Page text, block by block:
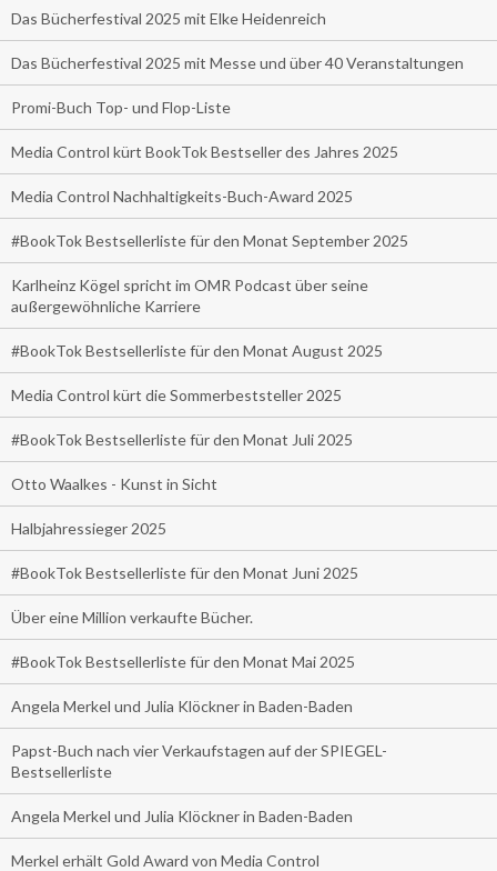
Das Bücherfestival 2025 mit Elke Heidenreich
Das Bücherfestival 2025 mit Messe und über 40 Veranstaltungen
Promi-Buch Top- und Flop-Liste
Media Control kürt BookTok Bestseller des Jahres 2025
Media Control Nachhaltigkeits-Buch-Award 2025
#BookTok Bestsellerliste für den Monat September 2025
Karlheinz Kögel spricht im OMR Podcast über seine
außergewöhnliche Karriere
#BookTok Bestsellerliste für den Monat August 2025
Media Control kürt die Sommerbeststeller 2025
#BookTok Bestsellerliste für den Monat Juli 2025
Otto Waalkes - Kunst in Sicht
Halbjahressieger 2025
#BookTok Bestsellerliste für den Monat Juni 2025
Über eine Million verkaufte Bücher.
#BookTok Bestsellerliste für den Monat Mai 2025
Angela Merkel und Julia Klöckner in Baden-Baden
Papst-Buch nach vier Verkaufstagen auf der SPIEGEL-
Bestsellerliste
Angela Merkel und Julia Klöckner in Baden-Baden
Merkel erhält Gold Award von Media Control